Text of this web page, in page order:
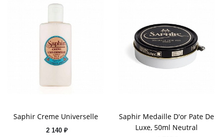
Saphir Creme Universelle
2 140 ₽
Saphir Medaille D'or Pate De
Luxe, 50ml Neutral